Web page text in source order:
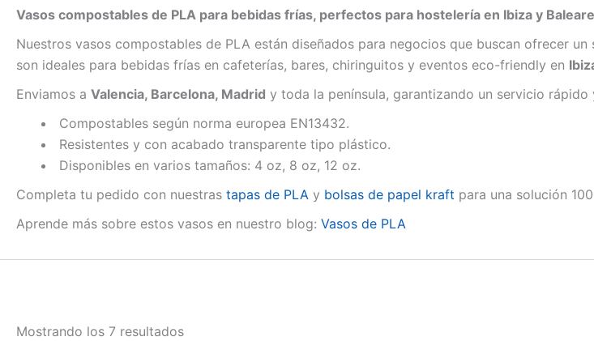
Vasos compostables de PLA para bebidas frías, perfectos para hostelería en Ibiza y
Nuestros vasos compostables de PLA están diseñados para negocios que buscan ofrecer
son ideales para bebidas frías en cafeterías, bares, chiringuitos y eventos eco-friendly en
Enviamos a Valencia, Barcelona, Madrid y toda la península, garantizando un servicio
Compostables según norma europea EN13432.
Resistentes y con acabado transparente tipo plástico.
Disponibles en varios tamaños: 4 oz, 8 oz, 12 oz.
Completa tu pedido con nuestras tapas de PLA y bolsas de papel kraft para una solución
Aprende más sobre estos vasos en nuestro blog: Vasos de PLA
Mostrando los 7 resultados